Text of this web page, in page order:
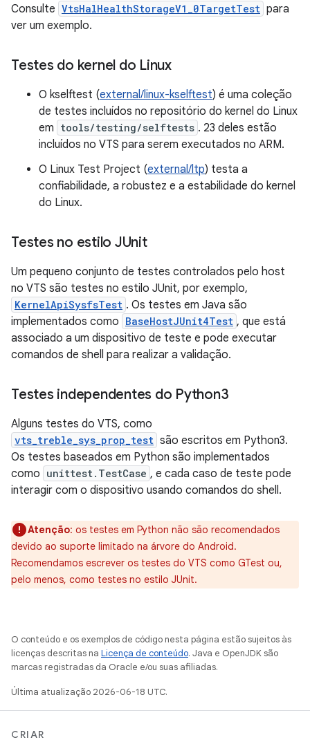
Consulte VtsHalHealthStorageV1_0TargetTest para
ver um exemplo.
Testes do kernel do Linux
O kselftest (external/linux-kselftest) é uma coleção
de testes incluídos no repositório do kernel do Linux
em tools/testing/selftests . 23 deles estão
incluídos no VTS para serem executados no ARM.
O Linux Test Project (external/ltp) testa a
confiabilidade, a robustez e a estabilidade do kernel
do Linux.
Testes no estilo JUnit
Um pequeno conjunto de testes controlados pelo host
no VTS são testes no estilo JUnit, por exemplo,
KernelApiSysfsTest . Os testes em Java são
implementados como BaseHostJUnit4Test , que está
associado a um dispositivo de teste e pode executar
comandos de shell para realizar a validação.
Testes independentes do Python3
Alguns testes do VTS, como
vts_treble_sys_prop_test são escritos em Python3.
Os testes baseados em Python são implementados
como unittest.TestCase , e cada caso de teste pode
interagir com o dispositivo usando comandos do shell.
Atenção: os testes em Python não são recomendados
devido ao suporte limitado na árvore do Android.
Recomendamos escrever os testes do VTS como GTest ou,
pelo menos, como testes no estilo JUnit.
O conteúdo e os exemplos de código nesta página estão sujeitos às
licenças descritas na Licença de conteúdo. Java e OpenJDK são
marcas registradas da Oracle e/ou suas afiliadas.
Última atualização 2026-06-18 UTC.
CRIAR